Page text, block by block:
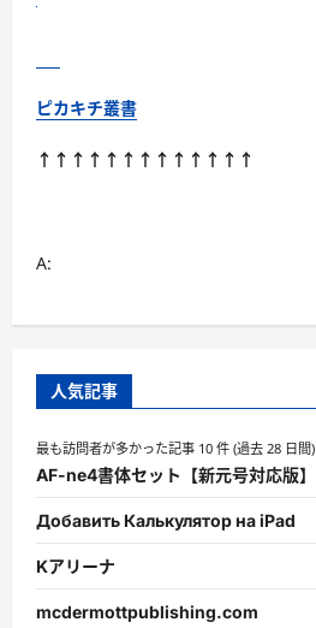
ピカキチ叢書
↑↑↑↑↑↑↑↑↑↑↑↑↑
A:
人気記事
最も訪問者が多かった記事 10 件 (過去 28 日間)
AF-ne4書体セット【新元号対応版】
Добавить Калькулятор на iPad
Kアリーナ
mcdermottpublishing.com